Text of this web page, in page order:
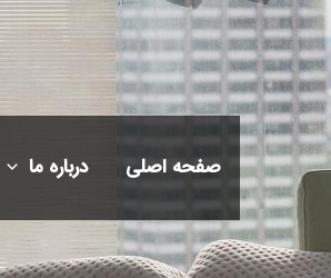
صفحه اصلی درباره ما